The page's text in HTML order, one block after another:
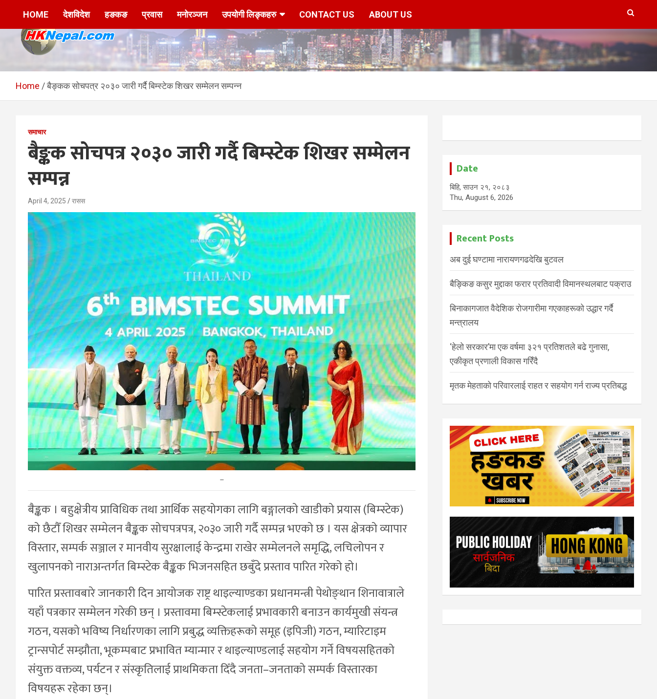
HKNepal.com –
हङकङबाट सञ्चालित पहिलो
hknepal, hknepal.com, hk nepal, hk nepal com
HOME देशविदेश हङकङ प्रवास मनोरञ्जन उपयोगी लिङ्कहरु CONTACT US ABOUT US
Home बैङ्कक सोचपत्र २०३० जारी गर्दै बिम्स्टेक शिखर सम्मेलन सम्पन्न
समाचार
बैङ्कक सोचपत्र २०३० जारी गर्दै बिम्स्टेक शिखर सम्मेलन
सम्पन्न
April 4, 2025 रासस
–
बैङ्कक । बहुक्षेत्रीय प्राविधिक तथा आर्थिक सहयोगका लागि बङ्गालको खाडीको प्रयास (बिम्स्टेक)
को छैटौँ शिखर सम्मेलन बैङ्कक सोचपत्रपत्र, २०३० जारी गर्दै सम्पन्न भएको छ । यस क्षेत्रको व्यापार
विस्तार, सम्पर्क सञ्जाल र मानवीय सुरक्षालाई केन्द्रमा राखेर सम्मेलनले समृद्धि, लचिलोपन र
खुलापनको नाराअन्तर्गत बिम्स्टेक बैङ्कक भिजनसहित छबुँदे प्रस्ताव पारित गरेको हो।
पारित प्रस्तावबारे जानकारी दिन आयोजक राष्ट्र थाइल्याण्डका प्रधानमन्त्री पेथोङ्थान शिनावात्राले
यहाँ पत्रकार सम्मेलन गरेकी छन् । प्रस्तावमा बिम्स्टेकलाई प्रभावकारी बनाउन कार्यमुखी संयन्त्र
गठन, यसको भविष्य निर्धारणका लागि प्रबुद्ध व्यक्तिहरूको समूह (इपिजी) गठन, म्यारिटाइम
ट्रान्सपोर्ट सम्झौता, भूकम्पबाट प्रभावित म्यान्मार र थाइल्याण्डलाई सहयोग गर्ने विषयसहितको
संयुक्त वक्तव्य, पर्यटन र संस्कृतिलाई प्राथमिकता दिँदै जनता–जनताको सम्पर्क विस्तारका
विषयहरू रहेका छन्।
Date
बिहि, साउन २१, २०८३
Thu, August 6, 2026
Recent Posts
अब दुई घण्टामा नारायणगढदेखि बुटवल
बैङ्किङ कसुर मुद्दाका फरार प्रतिवादी विमानस्थलबाट पक्राउ
बिनाकागजात वैदेशिक रोजगारीमा गएकाहरूको उद्धार गर्दै
मन्त्रालय
‘हेलो सरकार’मा एक वर्षमा ३२१ प्रतिशतले बढे गुनासा,
एकीकृत प्रणाली विकास गरिँदै
मृतक मेहताको परिवारलाई राहत र सहयोग गर्न राज्य प्रतिबद्ध